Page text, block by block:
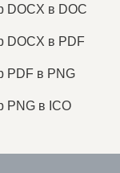
DOCX в DOC
DOCX в PDF
PDF в PNG
PNG в ICO